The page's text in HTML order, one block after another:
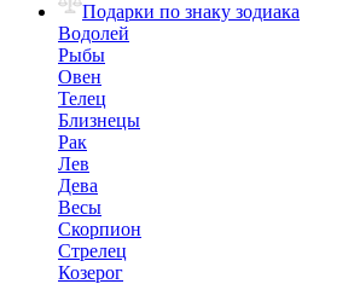
Подарки по знаку зодиака
Водолей
Рыбы
Овен
Телец
Близнецы
Рак
Лев
Дева
Весы
Скорпион
Стрелец
Козерог